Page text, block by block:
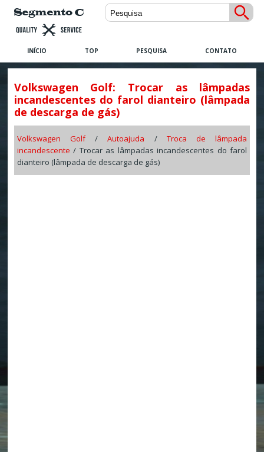
INÍCIO TOP PESQUISA CONTATO
Volkswagen Golf: Trocar as lâmpadas
incandescentes do farol dianteiro (lâmpada
de descarga de gás)
Volkswagen Golf/Autoajuda / Troca de lâmpada
incandescente / Trocar as lâmpadas incandescentes do farol
dianteiro (lâmpada de descarga de gás)